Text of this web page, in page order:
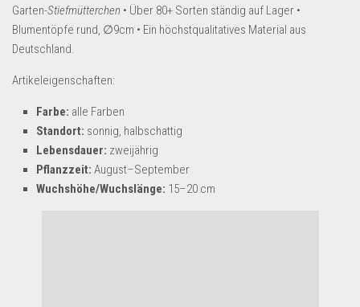
Sport & Freizeit
Uhren & Schmuck
Restposten-Angebote
Restposten für Privatpersonen
eBay Restposten kaufen
Garten-Stiefmütterchen • Über 80+ Sorten ständig auf Lager •
Blumentöpfe rund, ∅9cm • Ein höchstqualitatives Material aus
Deutschland.
Artikeleigenschaften:
Farbe: alle Farben
Standort: sonnig, halbschattig
Lebensdauer: zweijährig
Pflanzzeit: August–September
Wuchshöhe/Wuchslänge: 15–20 cm